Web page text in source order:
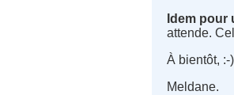
Idem
attende.
À bientôt, :-)
Meldane.